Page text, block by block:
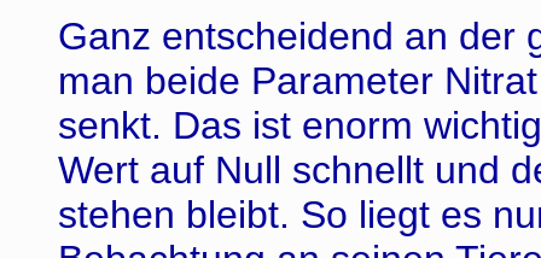
Ganz entscheidend an der
man beide Parameter
senkt. Das ist enorm
Wert auf Null schnellt und
stehen bleibt. So liegt es